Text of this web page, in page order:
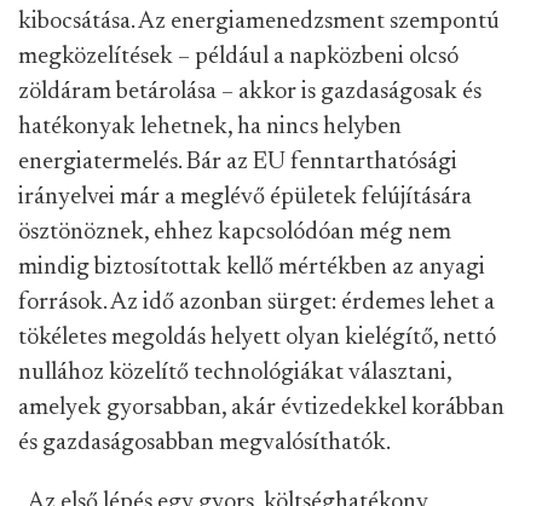
kibocsátása. Az energiamenedzsment szempontú
megközelítések – például a napközbeni olcsó
zöldáram betárolása – akkor is gazdaságosak és
hatékonyak lehetnek, ha nincs helyben
energiatermelés. Bár az EU fenntarthatósági
irányelvei már a meglévő épületek felújítására
ösztönöznek, ehhez kapcsolódóan még nem
mindig biztosítottak kellő mértékben az anyagi
források. Az idő azonban sürget: érdemes lehet a
tökéletes megoldás helyett olyan kielégítő, nettó
nullához közelítő technológiákat választani,
amelyek gyorsabban, akár évtizedekkel korábban
és gazdaságosabban megvalósíthatók.